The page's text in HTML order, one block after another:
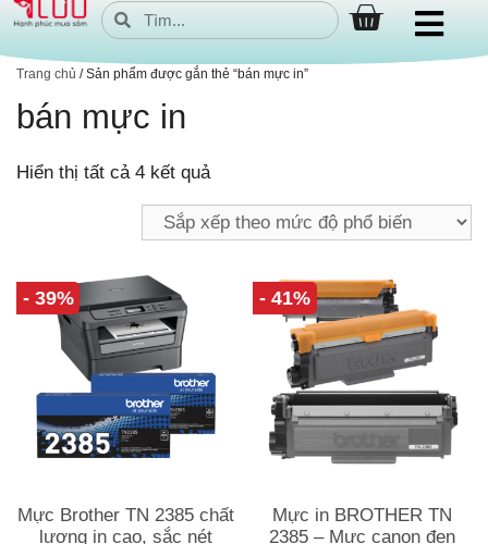
Trang chủ / Sản phẩm được gắn thẻ “bán mực in”
bán mực in
Hiển thị tất cả 4 kết quả
- 39%
Mực Brother TN 2385 chất
lượng in cao, sắc nét
- 41%
Mực in BROTHER TN
2385 – Mực canon đen